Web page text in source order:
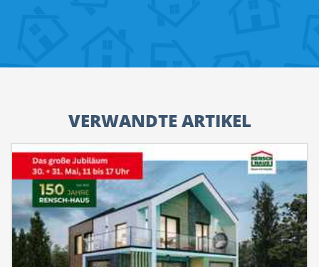
VERWANDTE ARTIKEL